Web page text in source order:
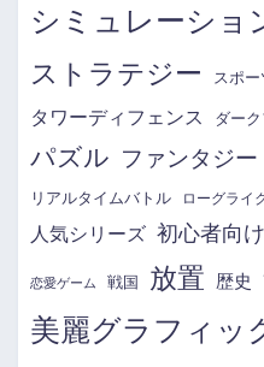
シミュレーショ
ストラテジー スポー
タワーディフェンス ダー
パズル ファンタジー
リアルタイムバトル ローグライ
人気シリーズ 初心者向け
恋愛ゲーム 戦国 放置 歴史
美麗グラフィッ